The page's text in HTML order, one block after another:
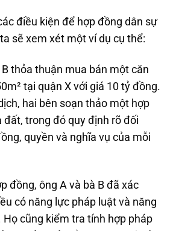
điều kiện để hợp đồng dân sự
sẽ xem xét một ví dụ cụ thể:
B thỏa thuận mua bán một căn
tại quận X với giá 10 tỷ đồng.
hai bên soạn thảo một hợp
đất, trong đó quy định rõ đối
quyền và nghĩa vụ của mỗi
đồng, ông A và bà B đã xác
có năng lực pháp luật và năng
Họ cũng kiểm tra tính hợp pháp